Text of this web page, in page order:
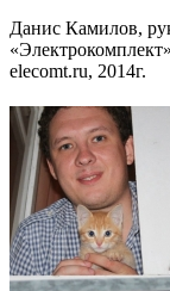
Данис Камилов,
«Электрокомплект»
elecomt.ru, 2014г.